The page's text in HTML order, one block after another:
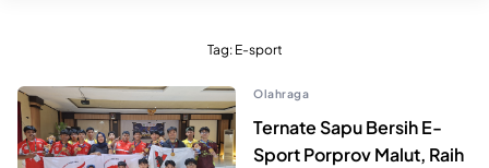
Tag: E-sport
Olahraga
Ternate Sapu Bersih E-
Sport Porprov Malut, Raih